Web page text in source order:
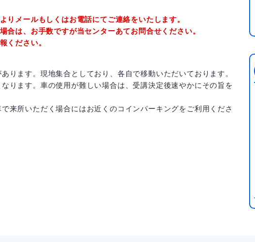
メールもしくはお電話にてご連絡をいたします。
は、お手数ですが当センターあてお問合せください。
ください。
ります。現地集合としており、各自で移動いただいております。
ります。車の使用が難しい場合は、受講決定後速やかにその旨を
来所いただく場合にはお近くのコインパーキングをご利用くださ